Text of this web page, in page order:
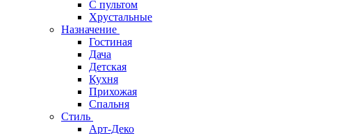
С пультом
Хрустальные
Назначение
Гостиная
Дача
Детская
Кухня
Прихожая
Спальня
Стиль
Арт-Деко